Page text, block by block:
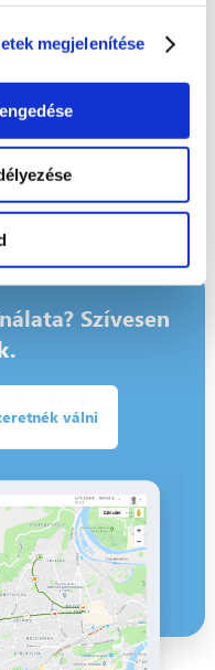
megjelenítése
Ha ezt elmulasztja,
köszönhetően
és
miatt Önnek nem kell
Szívesen
válni